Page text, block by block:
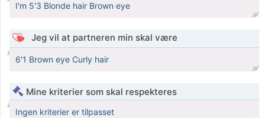
I'm 5'3 Blonde hair Brown eye
Jeg vil at partneren min skal være
6'1 Brown eye Curly hair
Mine kriterier som skal respekteres
Ingen kriterier er tilpasset